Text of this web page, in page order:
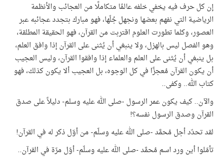
إن كل حرف فيه يخفي خلفه عالمًا متكاملًا من العجائب والأنظمة
الرياضية التي نفهم بعضها ونجهل جُلّها، فهو مبارك بتجدد عجائبه عبر
العصور، وكلما تطورت العلوم اقتربت من القرآن، فهو الحقيقة المطلقة،
وهو الفصل ليس بالهزل، ولا ينبغي أن يُثنى على القرآن إذا وافق العلم،
بل ينبغي أن يُثنى على العلم والعلماء إذا وافقوا القرآن، وليس العجيب
أن يكون القرآن مُعجزًا في كل الوجوه، بل العجيب ألا يكون كذلك، فهو
كتاب الله.. وكفى..
والآن.. كيف يكون عمر الرسول -صلى الله عليه وسلم- دليلاً على صدق
القرآن وصدق الرسول نفسه؟!
لقد تحدّد أجل مُحمَّد -صلى الله عليه وسلّم- من أوّل ذكر له في القرآن!
تأمّلوا أين ورد اسم مُحمَّد -صلى الله عليه وسلّم- أوّل مرّة في القرآن..